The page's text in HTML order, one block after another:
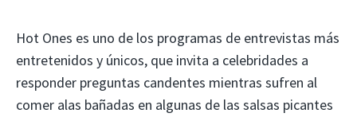
Hot Ones es uno de los programas de entrevistas más
entretenidos y únicos, que invita a celebridades a
responder preguntas candentes mientras sufren al
comer alas bañadas en algunas de las salsas picantes